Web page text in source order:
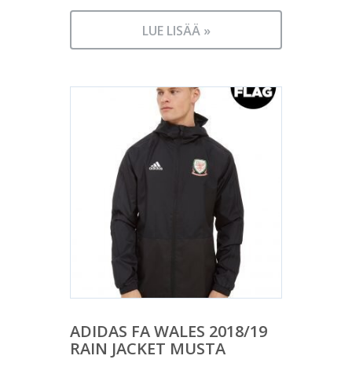
LUE LISÄÄ »
ADIDAS FA WALES 2018/19
RAIN JACKET MUSTA